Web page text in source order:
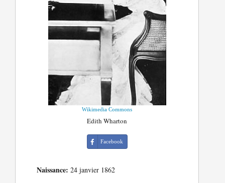
Wikimedia Commons
Edith Wharton
Facebook
Naissance: 24 janvier 1862